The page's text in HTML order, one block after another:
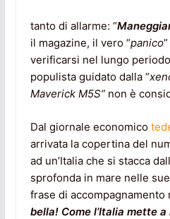
tanto di allarme: “
il magazine, il vero “panico
verificarsi nel lungo
populista guidato dalla “
Maverick M5S”non è
Dal giornale economico
arrivata la copertina del
ad un’Italia che si stacca
sprofonda in mare nelle
frase di accompagnamento
bella! Come l’Italia mette